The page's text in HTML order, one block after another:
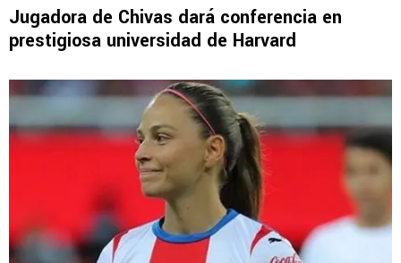
Jugadora de Chivas dará conferencia en
prestigiosa universidad de Harvard